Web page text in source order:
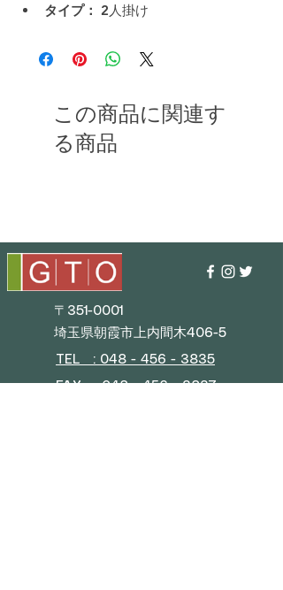
タイプ： 2人掛け
この商品に関連す
る商品
〒351-0001
埼玉県朝霞市上内間木406-5
TEL : 048 - 456 - 3835​
FAX : 048 - 456 - 3837